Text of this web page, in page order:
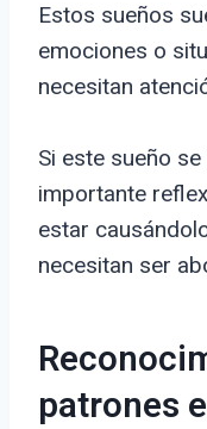
Estos sueños
emociones o
necesitan
Si este sueño
importante
estar
necesitan ser
patrones